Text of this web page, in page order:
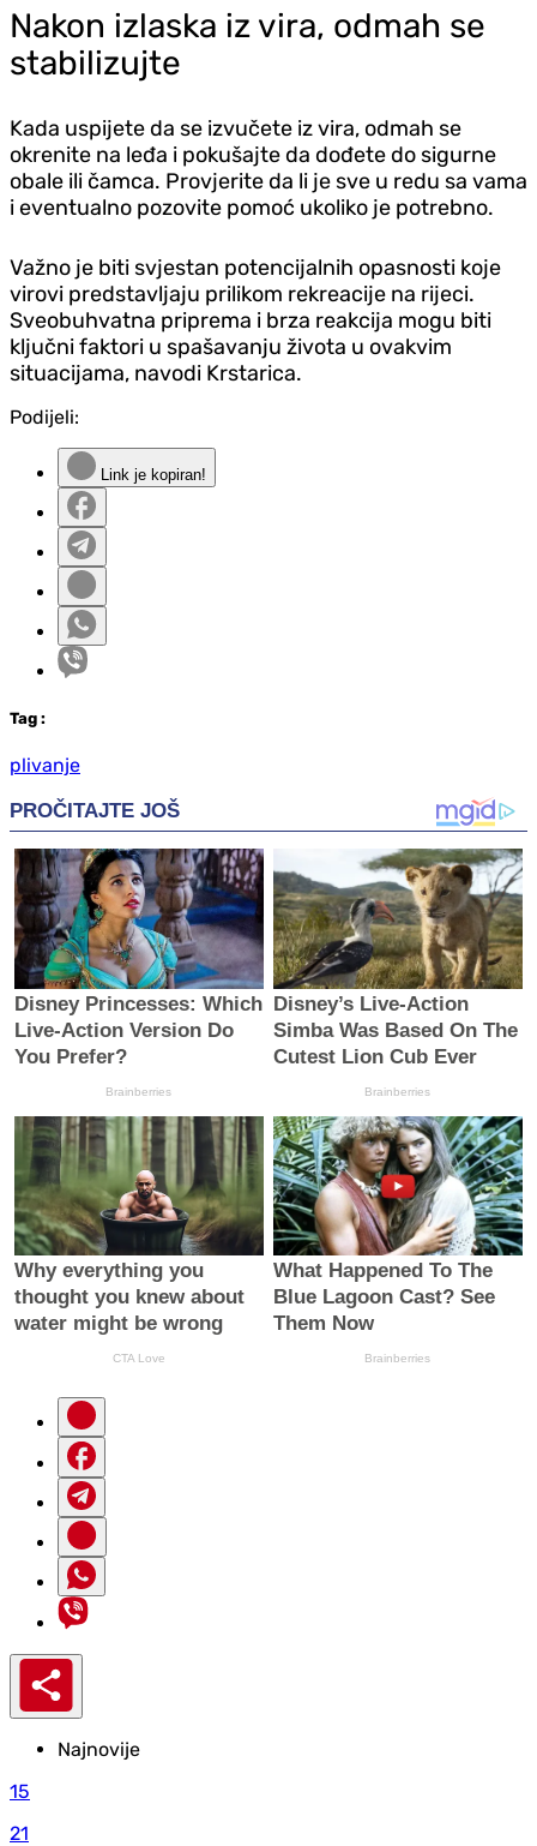
Nakon izlaska iz vira, odmah se
stabilizujte
Kada uspijete da se izvučete iz vira, odmah se
okrenite na leđa i pokušajte da dođete do sigurne
obale ili čamca. Provjerite da li je sve u redu sa vama
i eventualno pozovite pomoć ukoliko je potrebno.
Važno je biti svjestan potencijalnih opasnosti koje
virovi predstavljaju prilikom rekreacije na rijeci.
Sveobuhvatna priprema i brza reakcija mogu biti
ključni faktori u spašavanju života u ovakvim
situacijama, navodi Krstarica.
Podijeli:
Link je kopiran!
Tag :
plivanje
Najnovije
15
21